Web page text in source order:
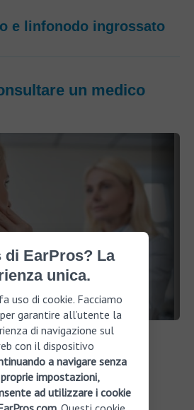
e linfonodo ingrossato
un medico
ingrossati, è importante
segnali di allarme. È
un medico se:
di EarPros? La
unica.
uso di cookie. Facciamo
garantire all’utente la
di navigazione sul
con il dispositivo
a navigare senza
impostazioni,
ad utilizzare i cookie